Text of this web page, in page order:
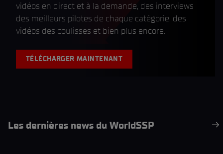
vidéos en direct et à la demande, des interviews
des meilleurs pilotes de chaque catégorie, des
vidéos des coulisses et bien plus encore.
TÉLÉCHARGER MAINTENANT
Les dernières news du WorldSSP